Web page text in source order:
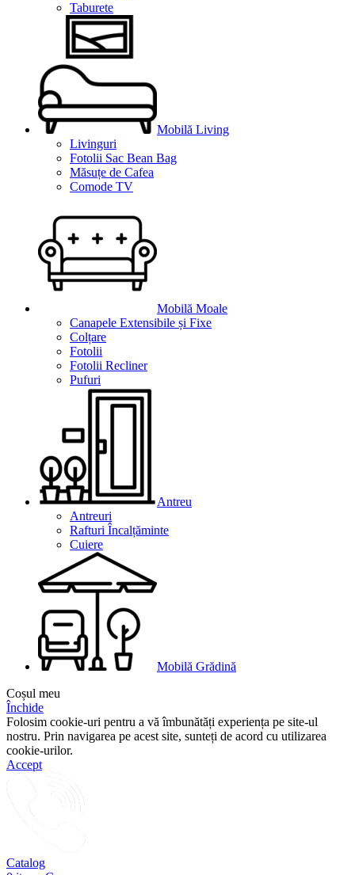
Taburete
Mobilă Living
Livinguri
Fotolii Sac Bean Bag
Măsuțe de Cafea
Comode TV
Mobilă Moale
Canapele Extensibile și Fixe
Colțare
Fotolii
Fotolii Recliner
Pufuri
Antreu
Antreuri
Rafturi Încalțăminte
Cuiere
Mobilă Grădină
Coșul meu
Închide
Folosim cookie-uri pentru a vă îmbunătăți experiența pe site-ul
nostru. Prin navigarea pe acest site, sunteți de acord cu utilizarea
cookie-urilor.
Accept
Catalog